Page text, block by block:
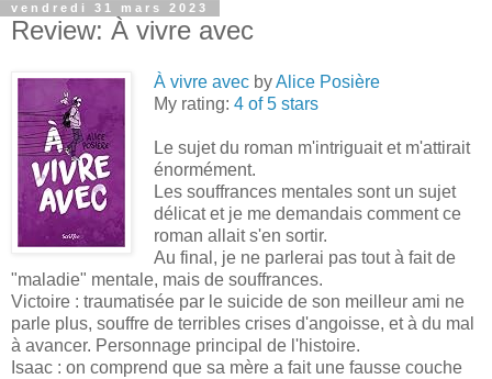
vendredi 31 mars 2023
Review: À vivre avec
À vivre avec byAlice Posière
My rating: 4 of 5 stars
Le sujet du roman m'intriguait et m'attirait
énormément.
Les souffrances mentales sont un sujet
délicat et je me demandais comment ce
roman allait s'en sortir.
Au final, je ne parlerai pas tout à fait de
"maladie" mentale, mais de souffrances.
Victoire : traumatisée par le suicide de son meilleur ami ne
parle plus, souffre de terribles crises d'angoisse, et à du mal
à avancer. Personnage principal de l'histoire.
Isaac : on comprend que sa mère a fait une fausse couche